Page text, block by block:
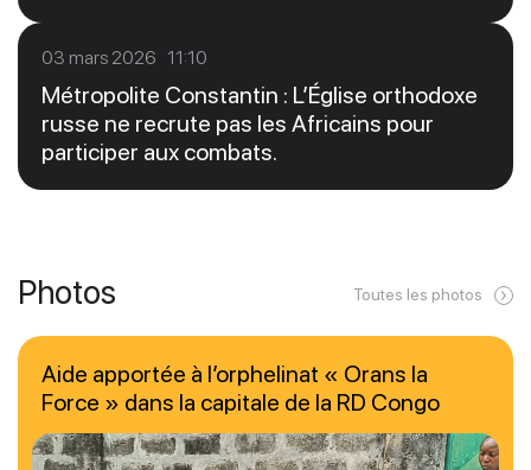
03 mars 2026 11:10
Métropolite Constantin : L’Église orthodoxe
russe ne recrute pas les Africains pour
participer aux combats.
Photos Toutes les photos
Aide apportée à l’orphelinat « Orans la
Force » dans la capitale de la RD Congo